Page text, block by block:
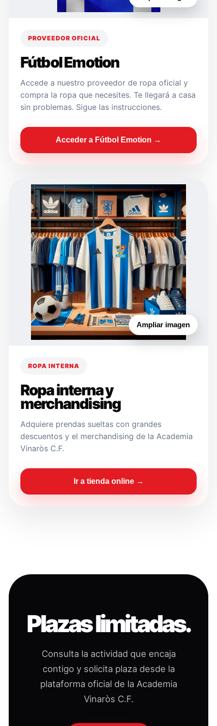
PROVEEDOR OFICIAL
Fútbol Emotion
Accede a nuestro proveedor de ropa oficial y
compra la ropa que necesites. Te llegará a casa
sin problemas. Sigue las instrucciones.
Acceder a Fútbol Emotion →
Ampliar imagen
ROPA INTERNA
Ropa interna y
merchandising
Adquiere prendas sueltas con grandes
descuentos y el merchandising de la Academia
Vinaròs C.F.
Ir a tienda online →
Plazas limitadas.
Consulta la actividad que encaja
contigo y solicita plaza desde la
plataforma oficial de la Academia
Vinaròs C.F.